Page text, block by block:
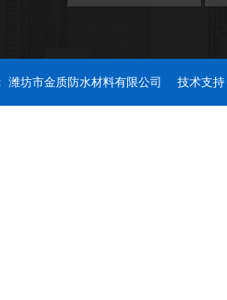
潍坊市金质防水材料有限公司 技术支持